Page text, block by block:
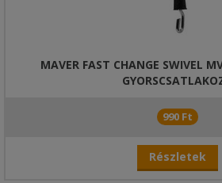
MAVER FAST CHANGE SWIVEL
990 Ft
Részletek